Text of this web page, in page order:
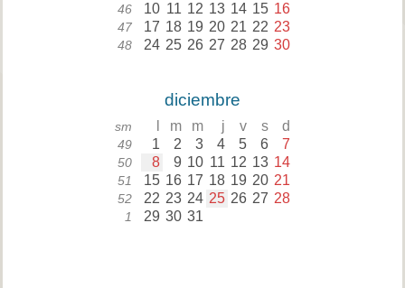
46 10 11 12 13 14 15 16
47 17 18 19 20 21 22 23
48 24 25 26 27 28 29 30
diciembre
sm m m j v s d
49 1 2 3 4 5 6 7
50 8 9 10 11 12 13 14
51 15 16 17 18 19 20 21
52 22 23 24 25 26 27 28
1 29 30 31